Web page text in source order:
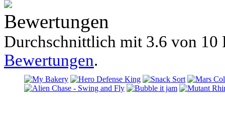
Bewertungen
Durchschnittlich mit 3.6 von 10
Bewertungen.